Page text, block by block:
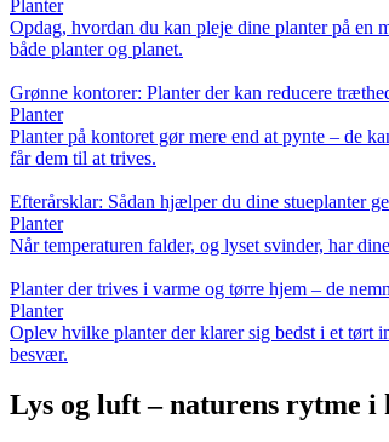
Planter
Opdag, hvordan du kan pleje dine planter på
både planter og planet.
Grønne kontorer: Planter der kan reducere
Planter
Planter på kontoret gør mere end at pynte – de
får dem til at trives.
Efterårsklar: Sådan hjælper du dine stueplanter
Planter
Når temperaturen falder, og lyset svinder, har
Planter der trives i varme og tørre hjem – de
Planter
Oplev hvilke planter der klarer sig bedst i et tørt
besvær.
Lys og luft – naturens rytme i